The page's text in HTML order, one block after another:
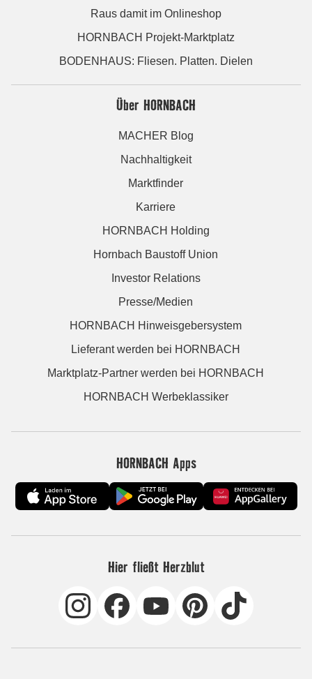
Raus damit im Onlineshop
HORNBACH Projekt-Marktplatz
BODENHAUS: Fliesen. Platten. Dielen
Über HORNBACH
MACHER Blog
Nachhaltigkeit
Marktfinder
Karriere
HORNBACH Holding
Hornbach Baustoff Union
Investor Relations
Presse/Medien
HORNBACH Hinweisgebersystem
Lieferant werden bei HORNBACH
Marktplatz-Partner werden bei HORNBACH
HORNBACH Werbeklassiker
HORNBACH Apps
Hier fließt Herzblut